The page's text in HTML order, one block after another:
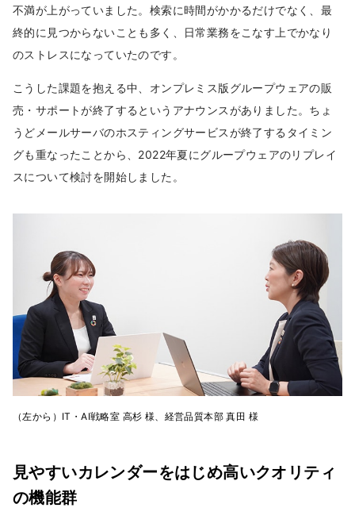
不満が上がっていました。検索に時間がかかるだけでなく、最
終的に見つからないことも多く、日常業務をこなす上でかなり
のストレスになっていたのです。
こうした課題を抱える中、オンプレミス版グループウェアの販
売・サポートが終了するというアナウンスがありました。ちょ
うどメールサーバのホスティングサービスが終了するタイミン
グも重なったことから、2022年夏にグループウェアのリプレイ
スについて検討を開始しました。
（左から）IT・AI戦略室 高杉 様、経営品質本部 真田 様
見やすいカレンダーをはじめ高いクオリティ
の機能群